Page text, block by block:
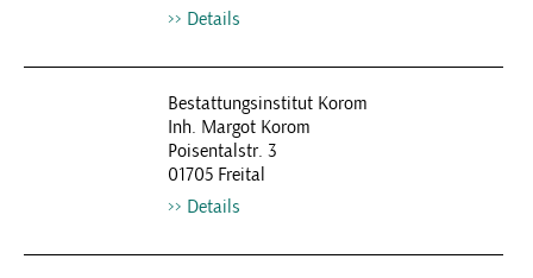
Details
Bestattungsinstitut Korom
Inh. Margot Korom
Poisentalstr. 3
01705 Freital
Details